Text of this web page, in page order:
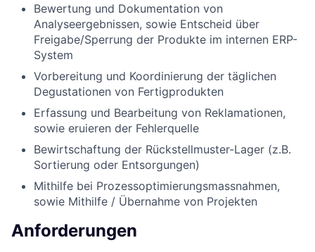
Bewertung und Dokumentation von
Analyseergebnissen, sowie Entscheid über
Freigabe/Sperrung der Produkte im internen ERP-
System
Vorbereitung und Koordinierung der täglichen
Degustationen von Fertigprodukten
Erfassung und Bearbeitung von Reklamationen,
sowie eruieren der Fehlerquelle
Bewirtschaftung der Rückstellmuster-Lager (z.B.
Sortierung oder Entsorgungen)
Mithilfe bei Prozessoptimierungsmassnahmen,
sowie Mithilfe / Übernahme von Projekten
Anforderungen